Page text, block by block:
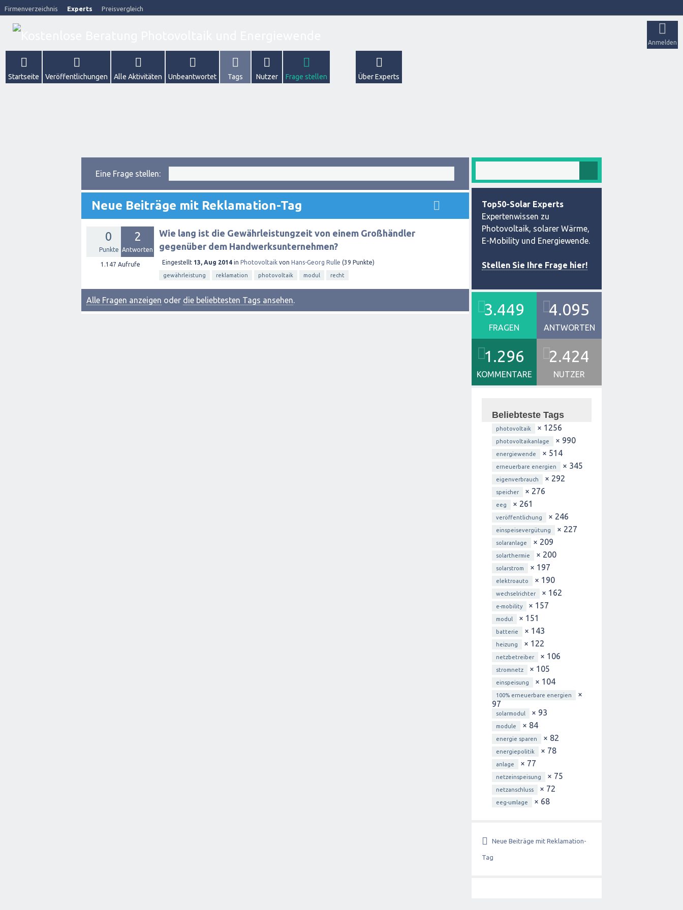
Firmenverzeichnis Experts Preisvergleich
Anmelden
Startseite Veröffentlichungen Alle Aktivitäten Unbeantwortet Tags Nutzer Frage stellen Über Experts
Eine Frage stellen:
Neue Beiträge mit Reklamation-Tag
0
Punkte
2
Antworten
1.147 Aufrufe
Wie lang ist die Gewährleistungzeit von einem Großhändler
gegenüber dem Handwerksunternehmen?
Eingestellt 13, Aug 2014 in Photovoltaik von Hans-Georg Rulle (39 Punkte)
gewährleistung reklamation photovoltaik modul recht
Alle Fragen anzeigen oder die beliebtesten Tags ansehen.
Top50-Solar Experts
Expertenwissen zu
Photovoltaik, solarer Wärme,
E-Mobility und Energiewende.
Stellen Sie Ihre Frage hier!
3.449
FRAGEN
4.095
ANTWORTEN
1.296
KOMMENTARE
2.424
NUTZER
Beliebteste Tags
photovoltaik × 1256
photovoltaikanlage × 990
energiewende × 514
erneuerbare energien × 345
eigenverbrauch × 292
speicher × 276
eeg × 261
veröffentlichung × 246
einspeisevergütung × 227
solaranlage × 209
solarthermie × 200
solarstrom × 197
elektroauto × 190
wechselrichter × 162
e-mobility × 157
modul × 151
batterie × 143
heizung × 122
netzbetreiber × 106
stromnetz × 105
einspeisung × 104
100% erneuerbare energien
×
97
solarmodul × 93
module × 84
energie sparen × 82
energiepolitik × 78
anlage × 77
netzeinspeisung × 75
netzanschluss × 72
eeg-umlage × 68
Neue Beiträge mit Reklamation-
Tag